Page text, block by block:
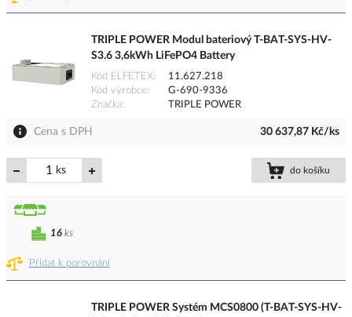
TRIPLE POWER Modul bateriový T-BAT-SYS-HV-
S3.6 3,6kWh LiFePO4 Battery
Kód ELFETEX
11.627.218
Kód výrobce
G-690-9336
Značka
TRIPLE POWER
Cena s DPH 30 637,87 Kč/ks
ks do košíku
Přidat k porovnání
16 ks
TRIPLE POWER Systém MCS0800 (T-BAT-SYS-HV-